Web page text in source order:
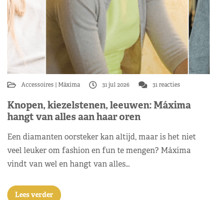
Accessoires Máxima 31 jul 2026 31 reacties
Knopen, kiezelstenen, leeuwen: Máxima
hangt van alles aan haar oren
Een diamanten oorsteker kan altijd, maar is het niet
veel leuker om fashion en fun te mengen? Máxima
vindt van wel en hangt van alles…
Lees verder